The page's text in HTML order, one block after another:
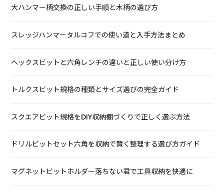
大ハンマー柄交換の正しい手順と木柄の選び方
スレッジハンマータルコフでの使い道と入手方法まとめ
ヘックスビットと六角レンチの違いと正しい使い分け方
トルクスビット規格の種類とサイズ選びの完全ガイド
スクエアビット規格をDIY収納棚づくりで正しく選ぶ方法
ドリルビットセット六角を収納で賢く整理する選び方ガイド
マグネットビットホルダー落ちない君で工具収納を快適に